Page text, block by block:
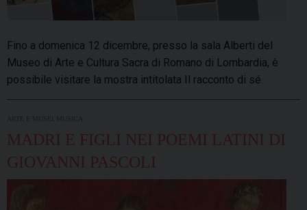
Fino a domenica 12 dicembre, presso la sala Alberti del
Museo di Arte e Cultura Sacra di Romano di Lombardia, è
possibile visitare la mostra intitolata Il racconto di sé.
MADRI E FIGLI NEI POEMI LATINI DI
GIOVANNI PASCOLI